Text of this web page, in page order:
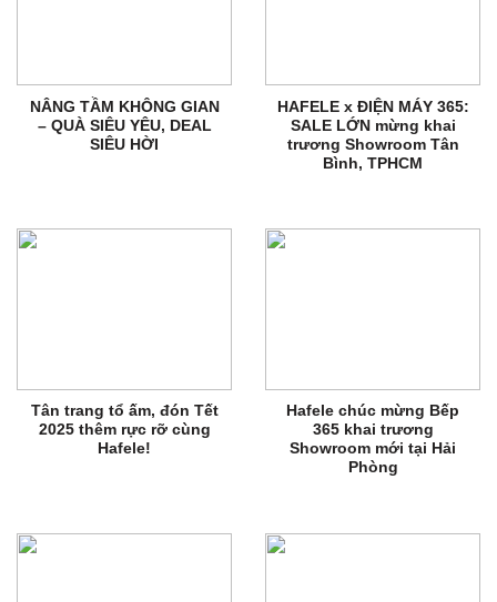
NÂNG TẦM KHÔNG GIAN
– QUÀ SIÊU YÊU, DEAL
SIÊU HỜI
HAFELE x ĐIỆN MÁY 365:
SALE LỚN mừng khai
trương Showroom Tân
Bình, TPHCM
Tân trang tổ ấm, đón Tết
2025 thêm rực rỡ cùng
Hafele!
Hafele chúc mừng Bếp
365 khai trương
Showroom mới tại Hải
Phòng